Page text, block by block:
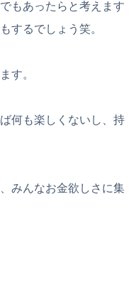
もあったらと考えます
するでしょう笑。
す。
何も楽しくないし、持
みんなお金欲しさに集